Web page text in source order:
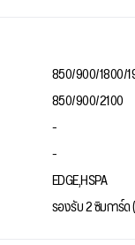
850/900/1800/
850/900/2100
-
-
EDGE,HSPA
รองรับ 2 ซิมการ์ด